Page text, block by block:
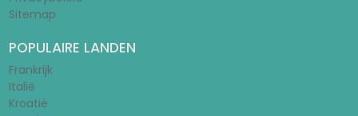
Sitemap
POPULAIRE LANDEN
Frankrijk
Italië
Kroatië